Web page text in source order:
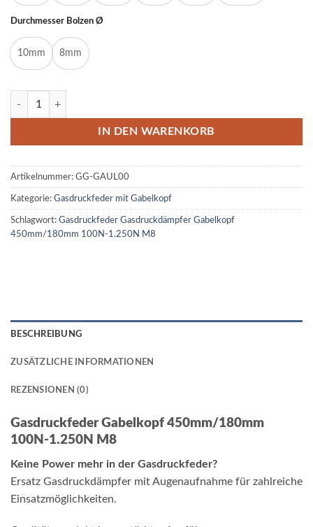
Durchmesser Bolzen Ø
10mm 8mm
Gasdruckfeder Gasdruckdämpfer Gabelkopf 450mm/180mm 100N-
IN DEN WARENKORB
Artikelnummer: GG-GAUL00
Kategorie: Gasdruckfeder mit Gabelkopf
Schlagwort: Gasdruckfeder Gasdruckdämpfer Gabelkopf
450mm/180mm 100N-1.250N M8
BESCHREIBUNG
ZUSÄTZLICHE INFORMATIONEN
REZENSIONEN (0)
Gasdruckfeder Gabelkopf 450mm/180mm
100N-1.250N M8
Keine Power mehr in der Gasdruckfeder?
Ersatz Gasdruckdämpfer mit Augenaufnahme für zahlreiche
Einsatzmöglichkeiten.